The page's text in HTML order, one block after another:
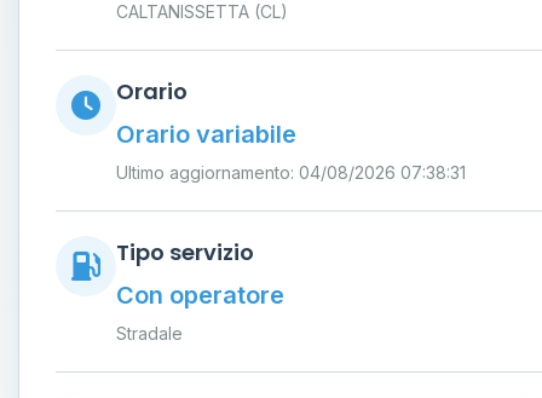
CALTANISSETTA (CL)
Orario
Orario variabile
Ultimo aggiornamento: 04/08/2026 07:38:31
Tipo servizio
Con operatore
Stradale